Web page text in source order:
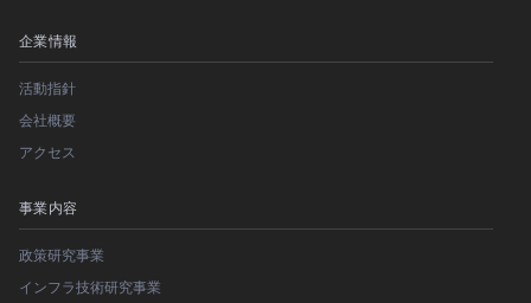
企業情報
活動指針
会社概要
アクセス
事業内容
政策研究事業
インフラ技術研究事業